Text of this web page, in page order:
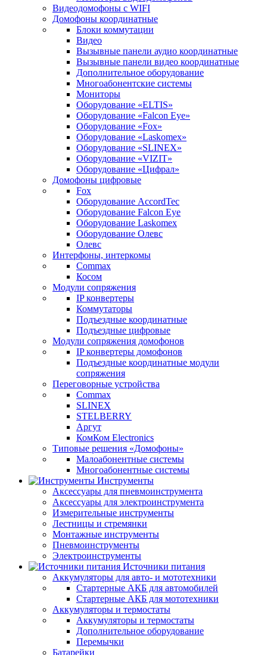
Видеодомофоны с WIFI
Домофоны координатные
Блоки коммутации
Видео
Вызывные панели аудио координатные
Вызывные панели видео координатные
Дополнительное оборудование
Многоабонентские системы
Мониторы
Оборудование «ELTIS»
Оборудование «Falcon Eye»
Оборудование «Fox»
Оборудование «Laskomex»
Оборудование «SLINEX»
Оборудование «VIZIT»
Оборудование «Цифрал»
Домофоны цифровые
Fox
Оборудование AccordTec
Оборудование Falcon Eye
Оборудование Laskomex
Оборудование Олевс
Олевс
Интерфоны, интеркомы
Commax
Косом
Модули сопряжения
IP конвертеры
Коммутаторы
Подъездные координатные
Подъездные цифровые
Модули сопряжения домофонов
IP конвертеры домофонов
Подъездные координатные модули
сопряжения
Переговорные устройства
Commax
SLINEX
STELBERRY
Аргут
КомКом Electronics
Типовые решения «Домофоны»
Малоабонентные системы
Многоабонентные системы
Инструменты
Аксессуары для пневмоинструмента
Аксессуары для электроинструмента
Измерительные инструменты
Лестницы и стремянки
Монтажные инструменты
Пневмоинструменты
Электроинструменты
Источники питания
Аккумуляторы для авто- и мототехники
Стартерные АКБ для автомобилей
Стартерные АКБ для мототехники
Аккумуляторы и термостаты
Аккумуляторы и термостаты
Дополнительное оборудование
Перемычки
Батарейки